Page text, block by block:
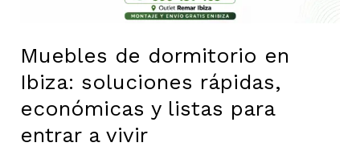
Muebles de dormitorio en
Ibiza: soluciones rápidas,
económicas y listas para
entrar a vivir
entrar
vivir